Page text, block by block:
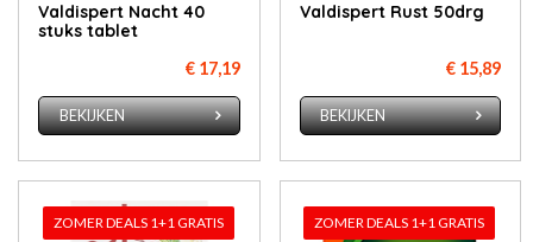
Valdispert Nacht 40
stuks tablet
€ 17,19
BEKIJKEN
Valdispert Rust 50drg
€ 15,89
BEKIJKEN
ZOMER DEALS 1+1 GRATIS ZOMER DEALS 1+1 GRATIS